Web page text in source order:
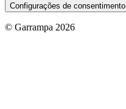
Configurações de consentimento
© Garrampa 2026